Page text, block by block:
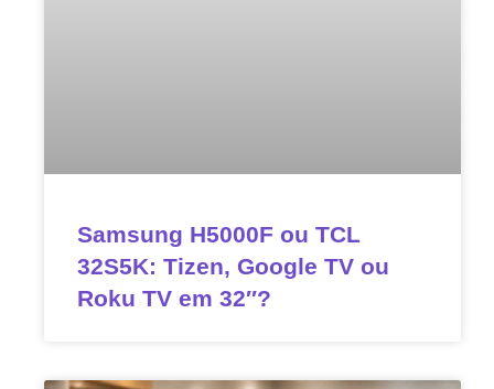
Samsung H5000F ou TCL
32S5K: Tizen, Google TV ou
Roku TV em 32″?